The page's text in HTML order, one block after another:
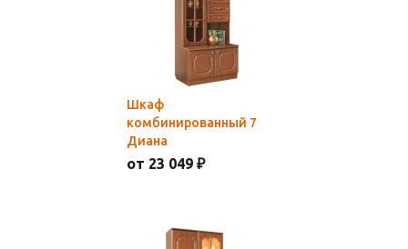
Шкаф
комбинированный 7
Диана
от 23 049 ₽